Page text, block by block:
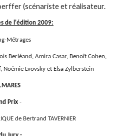
(scénariste et réalisateur.
de l'édition 2009:
Métrages
Berléand, Amira Casar, Benoît Cohen,
Lvovsky et Elsa Zylberstein
Prix-
de Bertrand TAVERNIER